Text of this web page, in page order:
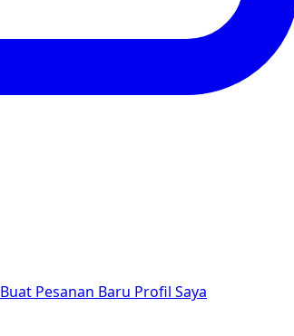
Buat Pesanan Baru Profil Saya